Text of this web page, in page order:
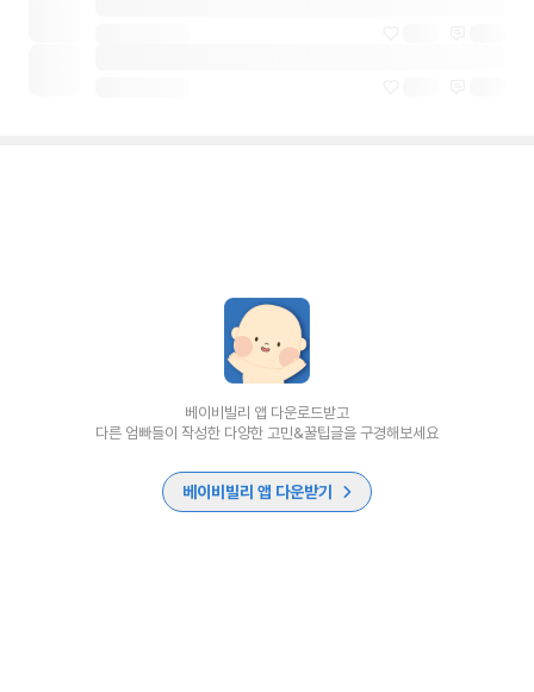
베이비빌리 앱 다운로드받고
다른 엄빠들이 작성한 다양한 고민&꿀팁글을 구경해보세요
베이비빌리 앱 다운받기